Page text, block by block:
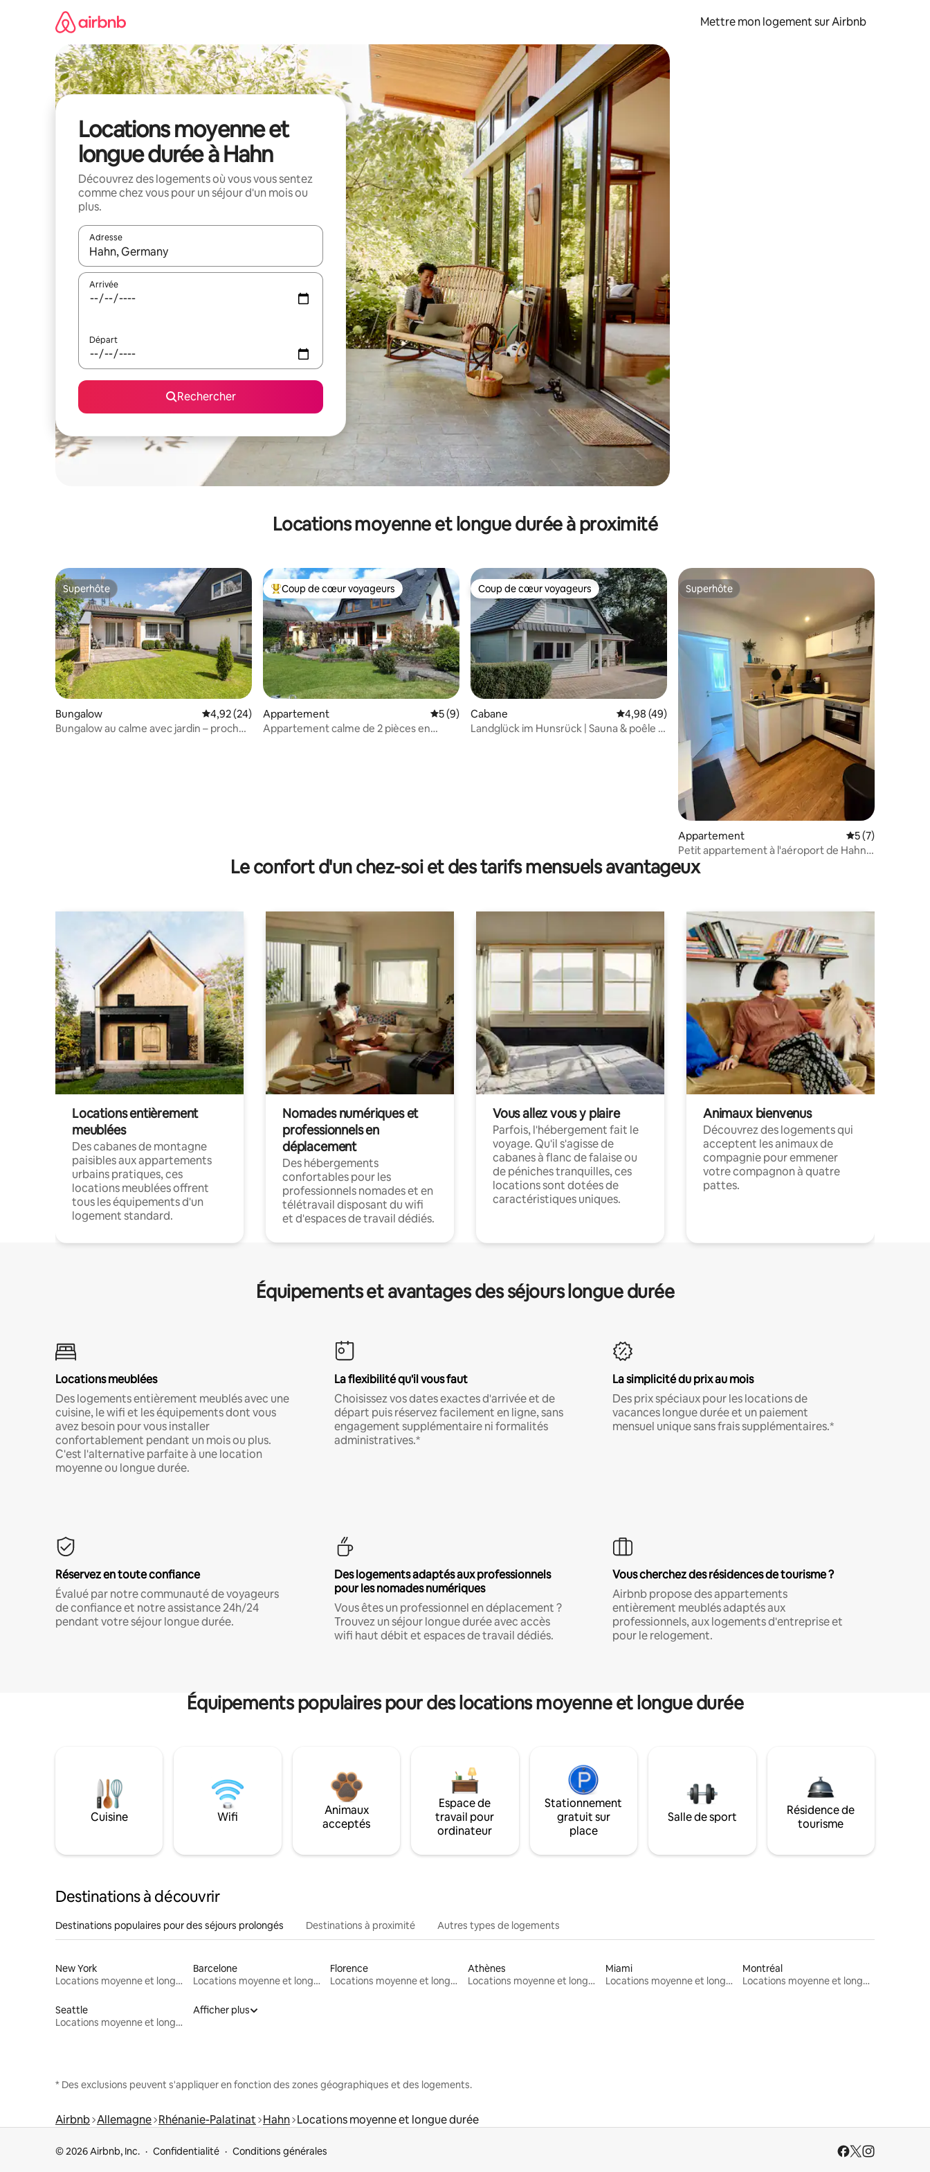
Mettre mon logement sur Airbnb
Locations moyenne et
longue durée à Hahn
Découvrez des logements où vous vous sentez
comme chez vous pour un séjour d'un mois ou
plus.
Adresse
Lorsque les résultats s'affichent, utilisez les flèches vers le haut et vers le bas pour les parcourir ou en appuyant et en faisant glisser.
Arrivée
Départ
Rechercher
Locations moyenne et longue durée à proximité
Superhôte
Superhôte
Bungalow Évaluation moyenne sur la base de 24 commentaires : 4,92 sur 5
4,92 (24)
Bungalow au calme avec jardin – proche
Coups de cœur voyageurs les plus appréciés
Coup de cœur voyageurs
Appartement Évaluation moyenne sur la base de 9 commentaires : 5 sur 5
5 (9)
Appartement calme de 2 pièces en
Coup de cœur voyageurs
Coup de cœur voyageurs
Cabane Évaluation moyenne sur la base de 49 commentaires : 4,98 sur 5
4,98 (49)
Landglück im Hunsrück | Sauna & poêle à
Superhôte
Superhôte
Appartement Évaluation
5 (7)
Petit appartement à l'aéroport de Hahn
(I)
Le confort d'un chez-soi et des tarifs mensuels avantageux
Locations entièrement
meublées
Des cabanes de montagne
paisibles aux appartements
urbains pratiques, ces
locations meublées offrent
tous les équipements d'un
logement standard.
Nomades numériques et
professionnels en
déplacement
Des hébergements
confortables pour les
professionnels nomades et en
télétravail disposant du wifi
et d'espaces de travail dédiés.
Vous allez vous y plaire
Parfois, l'hébergement fait le
voyage. Qu'il s'agisse de
cabanes à flanc de falaise ou
de péniches tranquilles, ces
locations sont dotées de
caractéristiques uniques.
Animaux bienvenus
Découvrez des logements qui
acceptent les animaux de
compagnie pour emmener
votre compagnon à quatre
pattes.
Équipements et avantages des séjours longue durée
Locations meublées
Des logements entièrement meublés avec une
cuisine, le wifi et les équipements dont vous
avez besoin pour vous installer
confortablement pendant un mois ou plus.
C'est l'alternative parfaite à une location
moyenne ou longue durée.
La flexibilité qu'il vous faut
Choisissez vos dates exactes d'arrivée et de
départ puis réservez facilement en ligne, sans
engagement supplémentaire ni formalités
administratives.*
La simplicité du prix au mois
Des prix spéciaux pour les locations de
vacances longue durée et un paiement
mensuel unique sans frais supplémentaires.*
Réservez en toute confiance
Évalué par notre communauté de voyageurs
de confiance et notre assistance 24h/24
pendant votre séjour longue durée.
Des logements adaptés aux professionnels
pour les nomades numériques
Vous êtes un professionnel en déplacement ?
Trouvez un séjour longue durée avec accès
wifi haut débit et espaces de travail dédiés.
Vous cherchez des résidences de tourisme ?
Airbnb propose des appartements
entièrement meublés adaptés aux
professionnels, aux logements d'entreprise et
pour le relogement.
Équipements populaires pour des locations moyenne et longue durée
Cuisine Wifi
Animaux
acceptés
Espace de
travail pour
ordinateur
Stationnement
gratuit sur
place
Salle de sport
Résidence de
tourisme
Destinations à découvrir
Destinations populaires pour des séjours prolongés Destinations à proximité Autres types de logements
New York
Locations moyenne et longue durée
Barcelone
Locations moyenne et longue durée
Florence
Locations moyenne et longue durée
Athènes
Locations moyenne et longue durée
Miami
Locations moyenne et longue durée
Montréal
Locations moyenne et longue durée
Seattle
Locations moyenne et longue durée
Afficher plus
* Des exclusions peuvent s'appliquer en fonction des zones géographiques et des logements.
Airbnb Allemagne Rhénanie-Palatinat Hahn Locations moyenne et longue durée
© 2026 Airbnb, Inc. Confidentialité Conditions générales